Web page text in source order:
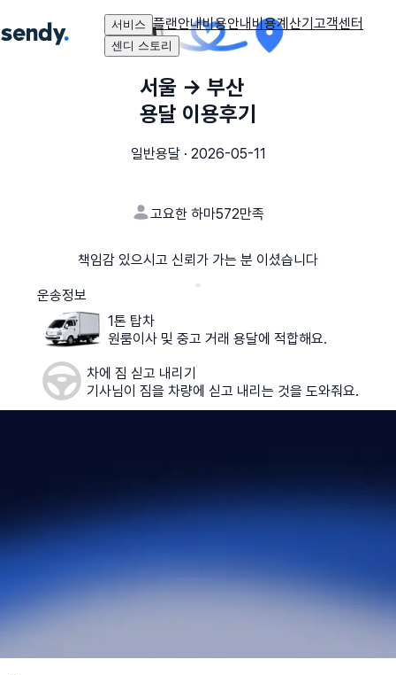
서비스 플랜안내비용안내비용계산기고객센터
센디 스토리
서울 → 부산
용달 이용후기
일반용달· 2026-05-11
고요한 하마572만족
책임감 있으시고 신뢰가 가는 분 이셨습니다
운송정보
1톤 탑차
원룸이사 및 중고 거래 용달에 적합해요.
차에 짐 싣고 내리기
기사님이 짐을 차량에 싣고 내리는 것을 도와줘요.